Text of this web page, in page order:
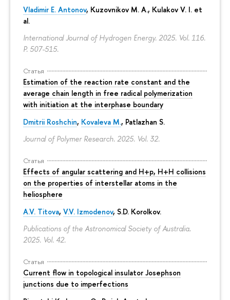
Vladimir E. Antonov, Kuzovnikov M. A., Kulakov V. I. et
al.
International Journal of Hydrogen Energy. 2025. Vol. 116.
P. 507-515.
Статья
Estimation of the reaction rate constant and the
average chain length in free radical polymerization
with initiation at the interphase boundary
Dmitrii Roshchin, Kovaleva M., Patlazhan S.
Journal of Polymer Research. 2025. Vol. 32.
Статья
Effects of angular scattering and H+p, H+H collisions
on the properties of interstellar atoms in the
heliosphere
A.V. Titova, V.V. Izmodenov, S.D. Korolkov.
Publications of the Astronomical Society of Australia.
2025. Vol. 42.
Статья
Current flow in topological insulator Josephson
junctions due to imperfections